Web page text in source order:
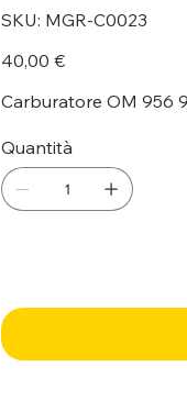
SKU: SKU
MGR-
MGR-C0023
Prezzo
40,00 €
Carburatore OM 956
Quantità